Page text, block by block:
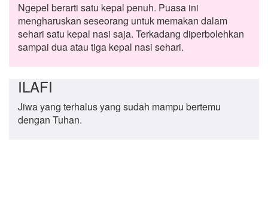
Ngepel berarti satu kepal penuh. Puasa ini
mengharuskan seseorang untuk memakan dalam
sehari satu kepal nasi saja. Terkadang diperbolehkan
sampai dua atau tiga kepal nasi sehari.
ILAFI
Jiwa yang terhalus yang sudah mampu bertemu
dengan Tuhan.